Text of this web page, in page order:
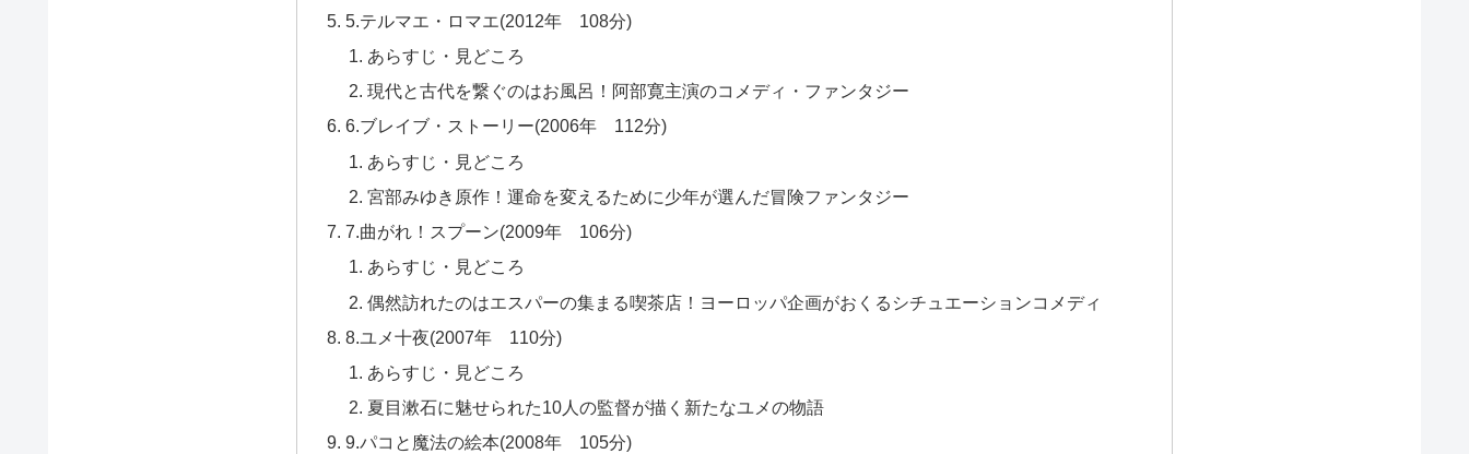
5.テルマエ・ロマエ(2012年 108分)
あらすじ・見どころ
現代と古代を繋ぐのはお風呂！阿部寛主演のコメディ・ファンタジー
6.ブレイブ・ストーリー(2006年 112分)
あらすじ・見どころ
宮部みゆき原作！運命を変えるために少年が選んだ冒険ファンタジー
7.曲がれ！スプーン(2009年 106分)
あらすじ・見どころ
偶然訪れたのはエスパーの集まる喫茶店！ヨーロッパ企画がおくるシチュエーションコメディ
8.ユメ十夜(2007年 110分)
あらすじ・見どころ
夏目漱石に魅せられた10人の監督が描く新たなユメの物語
9.パコと魔法の絵本(2008年 105分)